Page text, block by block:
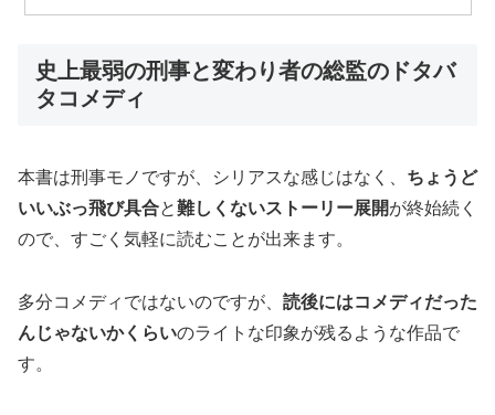
史上最弱の刑事と変わり者の総監のドタバ
タコメディ
本書は刑事モノですが、シリアスな感じはなく、 ちょうど
いいぶっ飛び具合と難しくないストーリー展開が終始続く
ので、すごく気軽に読むことが出来ます。
多分コメディではないのですが、 読後にはコメディだった
んじゃないかくらいのライトな印象が残るような作品で
す。